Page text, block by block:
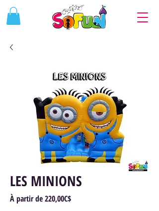
LES MINIONS
À partir de220,00C$Prix